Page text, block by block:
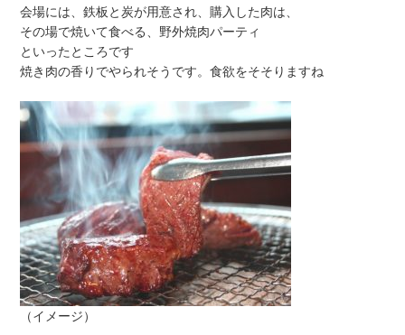
会場には、鉄板と炭が用意され、購入した肉は、
その場で焼いて食べる、野外焼肉パーティ
といったところです
焼き肉の香りでやられそうです。食欲をそそりますね
（イメージ）